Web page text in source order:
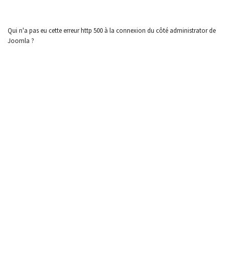
Qui n'a pas eu cette erreur http 500 à la connexion du côté administrator de
Joomla ?